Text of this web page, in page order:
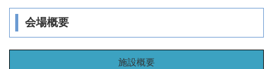
会場概要
施設概要